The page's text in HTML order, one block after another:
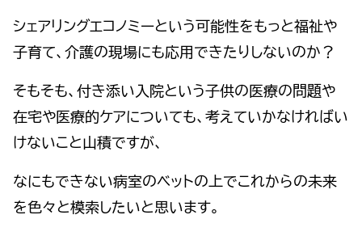
シェアリングエコノミーという可能性をもっと福祉や
子育て、介護の現場にも応用できたりしないのか？
そもそも、付き添い入院という子供の医療の問題や
在宅や医療的ケアについても、考えていかなければい
けないこと山積ですが、
なにもできない病室のベットの上でこれからの未来
を色々と模索したいと思います。